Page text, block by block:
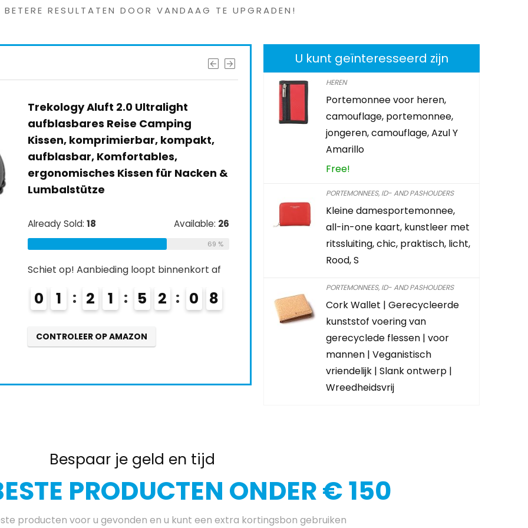
RESULTATEN DOOR VANDAAG TE UPGRADEN!
Trekology Aluft 2.0 Ultralight
aufblasbares Reise Camping
Kissen, komprimierbar, kompakt,
aufblasbar, Komfortables,
ergonomisches Kissen für Nacken &
Lumbalstütze
Already Sold: 18 Available: 26
69 %
Schiet op! Aanbieding loopt binnenkort af
0 1 2 1 5 2 0 7
CONTROLEER OP AMAZON
U kunt geïnteresseerd zijn
HEREN
Portemonnee voor heren,
camouflage, portemonnee,
jongeren, camouflage, Azul Y
Amarillo
Free!
PORTEMONNEES, ID- AND PASHOUDERS
Kleine damesportemonnee,
all-in-one kaart, kunstleer met
ritssluiting, chic, praktisch, licht,
Rood, S
PORTEMONNEES, ID- AND PASHOUDERS
Cork Wallet | Gerecycleerde
kunststof voering van
gerecyclede flessen | voor
mannen | Veganistisch
vriendelijk | Slank ontwerp |
Wreedheidsvrij
Bespaar je geld en tijd
PRODUCTEN ONDER € 150
producten voor u gevonden en u kunt een extra kortingsbon gebruiken